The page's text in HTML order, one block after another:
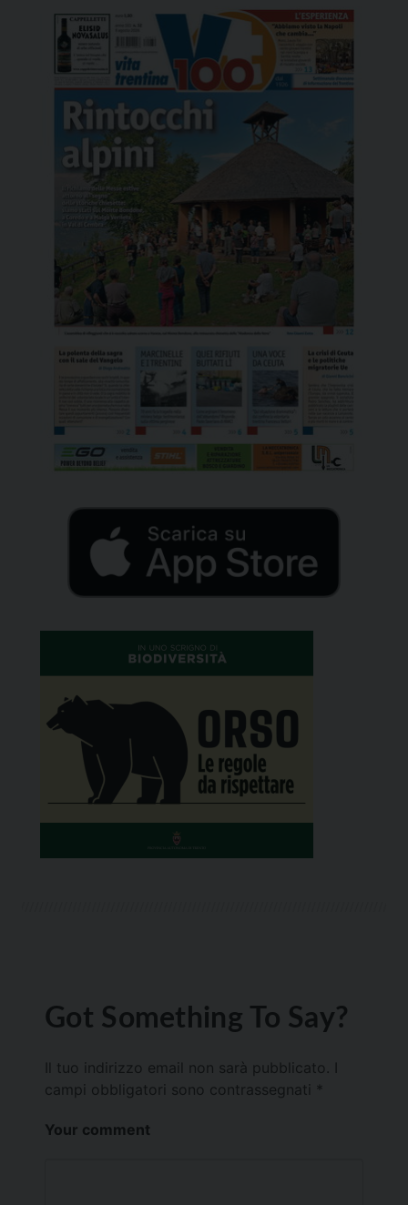
Got Something To Say?
Il tuo indirizzo email non sarà pubblicato.
campi obbligatori sono contrassegnati *
Your comment